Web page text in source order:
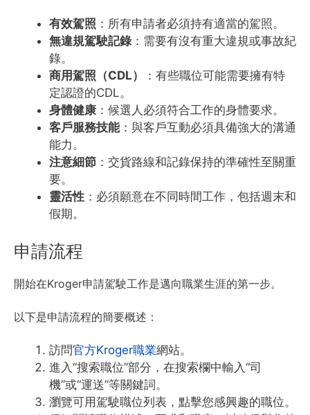
有效駕照 ：所有申請者必須持有適當的駕照。
無違規駕駛記錄：需要有沒有重大違規或事故紀
錄。
商用駕照（CDL）
：有些職位可能需要擁有特
定認證的CDL。
身體健康 ：候選人必須符合工作的身體要求。
客戶服務技能：與客戶互動必須具備強大的溝通
能力。
注意細節 ：交貨路線和記錄保持的準確性至關重
要。
靈活性 ：必須願意在不同時間工作，包括週末和
假期。
申請流程
開始在Kroger申請駕駛工作是邁向職業生涯的第一步。
以下是申請流程的簡要概述：
訪問官方Kroger職業網站。
進入“搜索職位”部分，在搜索欄中輸入“司
機”或“運送”等關鍵詞。
瀏覽可用駕駛職位列表，點擊您感興趣的職位。